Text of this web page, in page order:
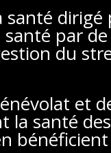
dirigé
par
du
et
santé